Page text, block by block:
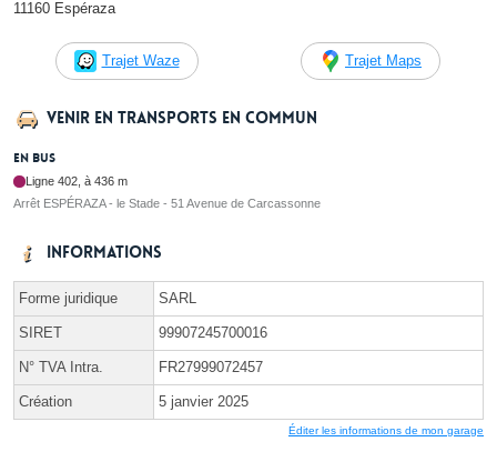
11160 Espéraza
Trajet Waze Trajet Maps
Venir en transports en commun
En bus
Ligne 402, à 436 m
Arrêt ESPÉRAZA - le Stade - 51 Avenue de Carcassonne
Informations
Forme juridique SARL
SIRET 99907245700016
N° TVA Intra. FR27999072457
Création 5 janvier 2025
Éditer les informations de mon garage